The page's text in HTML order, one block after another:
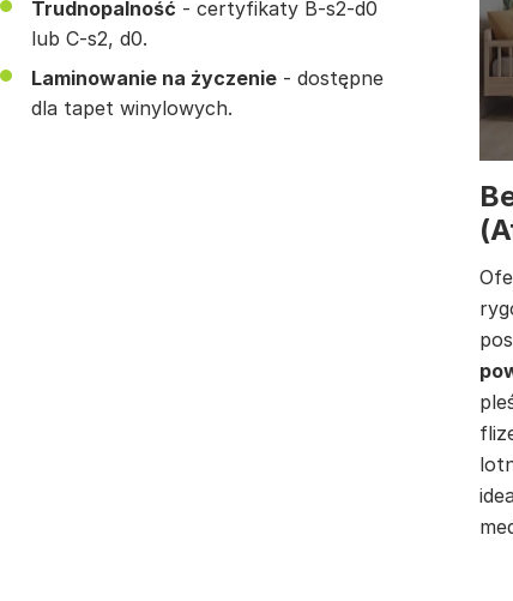
Trudnopalność - certyfikaty B-s2-d0
lub C-s2, d0.
Laminowanie na życzenie - dostępne
dla tapet winylowych.